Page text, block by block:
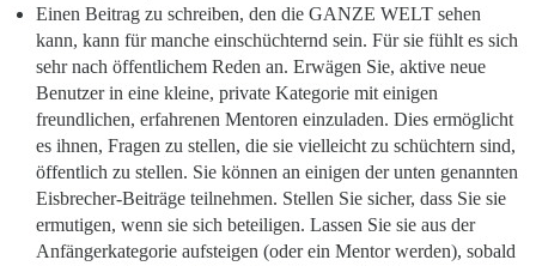
Einen Beitrag zu schreiben, den die GANZE WELT sehen
kann, kann für manche einschüchternd sein. Für sie fühlt es sich
sehr nach öffentlichem Reden an. Erwägen Sie, aktive neue
Benutzer in eine kleine, private Kategorie mit einigen
freundlichen, erfahrenen Mentoren einzuladen. Dies ermöglicht
es ihnen, Fragen zu stellen, die sie vielleicht zu schüchtern sind,
öffentlich zu stellen. Sie können an einigen der unten genannten
Eisbrecher-Beiträge teilnehmen. Stellen Sie sicher, dass Sie sie
ermutigen, wenn sie sich beteiligen. Lassen Sie sie aus der
Anfängerkategorie aufsteigen (oder ein Mentor werden), sobald